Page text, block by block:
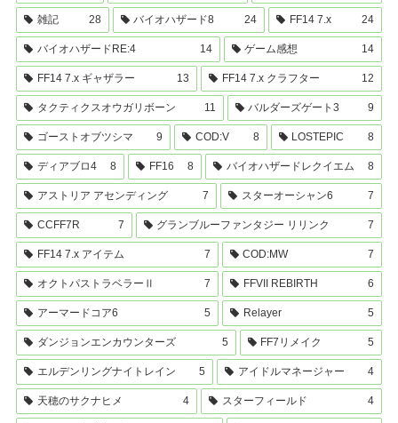
雑記 28 バイオハザード8 24 FF14 7.x 24
バイオハザードRE:4 14 ゲーム感想 14
FF14 7.x ギャザラー 13 FF14 7.x クラフター 12
タクティクスオウガリボーン 11 バルダーズゲート3 9
ゴーストオブツシマ 9 COD:V 8 LOSTEPIC 8
ディアブロ4 8 FF16 8 バイオハザードレクイエム 8
アストリア アセンディング 7 スターオーシャン6 7
CCFF7R 7 グランブルーファンタジー リリンク 7
FF14 7.x アイテム 7 COD:MW 7
オクトパストラベラーⅡ 7 FFVII REBIRTH 6
アーマードコア6 5 Relayer 5
ダンジョンエンカウンターズ 5 FF7リメイク 5
エルデンリングナイトレイン 5 アイドルマネージャー 4
天穂のサクナヒメ 4 スターフィールド 4